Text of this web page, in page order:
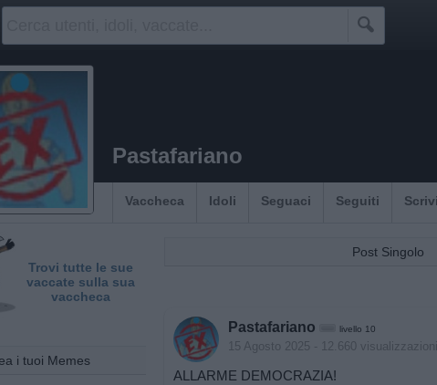

Pastafariano
Vaccheca Idoli Seguaci Seguiti
Trovi tutte le sue
vaccate sulla sua
vaccheca
i tuoi Memes
Post Singolo
Pastafariano livello 10
15 Agosto 2025 - 12.660 visualizzazioni
ALLARME DEMOCRAZIA!